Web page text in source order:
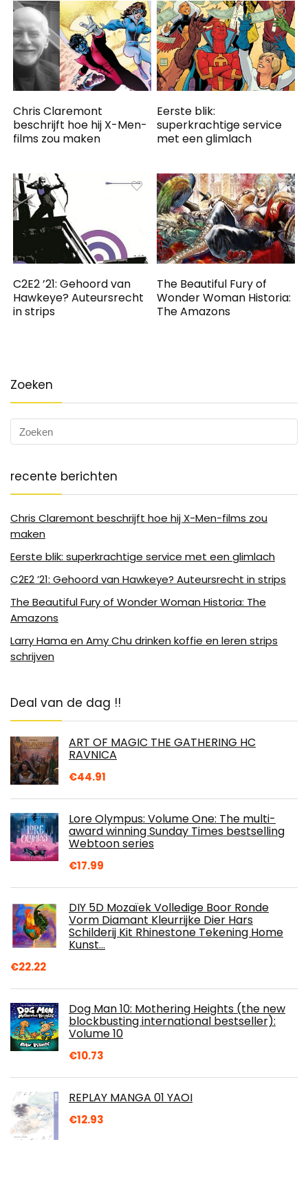
Chris Claremont
beschrijft hoe hij X-Men-
films zou maken
Eerste blik:
superkrachtige service
met een glimlach
C2E2 ’21: Gehoord van
Hawkeye? Auteursrecht
in strips
The Beautiful Fury of
Wonder Woman Historia:
The Amazons
Zoeken
recente berichten
Chris Claremont beschrijft hoe hij X-Men-films zou
maken
Eerste blik: superkrachtige service met een glimlach
C2E2 ’21: Gehoord van Hawkeye? Auteursrecht in strips
The Beautiful Fury of Wonder Woman Historia: The
Amazons
Larry Hama en Amy Chu drinken koffie en leren strips
schrijven
Deal van de dag !!
ART OF MAGIC THE GATHERING HC
RAVNICA
€44.91
Lore Olympus: Volume One: The multi-
award winning Sunday Times bestselling
Webtoon series
€17.99
DIY 5D Mozaïek Volledige Boor Ronde
Vorm Diamant Kleurrijke Dier Hars
Schilderij Kit Rhinestone Tekening Home
Kunst…
€22.22
Dog Man 10: Mothering Heights (the new
blockbusting international bestseller):
Volume 10
€10.73
REPLAY MANGA 01 YAOI
€12.93